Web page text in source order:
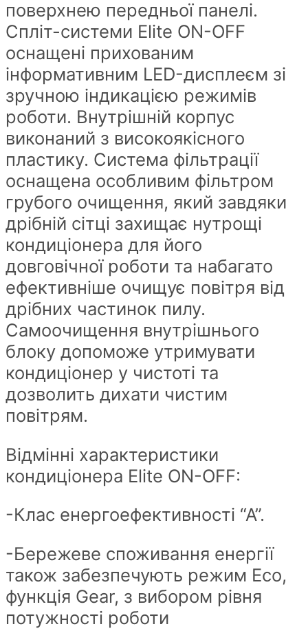
поверхнею передньої панелі.
Спліт-системи Elite ON-OFF
оснащені прихованим
інформативним LED-дисплеєм зі
зручною індикацією режимів
роботи. Внутрішній корпус
виконаний з високоякісного
пластику. Система фільтрації
оснащена особливим фільтром
грубого очищення, який завдяки
дрібній сітці захищає нутрощі
кондиціонера для його
довговічної роботи та набагато
ефективніше очищує повітря від
дрібних частинок пилу.
Самоочищення внутрішнього
блоку допоможе утримувати
кондиціонер у чистоті та
дозволить дихати чистим
повітрям.
Відмінні характеристики
кондиціонера Elite ON-OFF:
-Клас енергоефективності “А”.
-Бережеве споживання енергії
також забезпечують режим Eco,
функція Gear, з вибором рівня
потужності роботи